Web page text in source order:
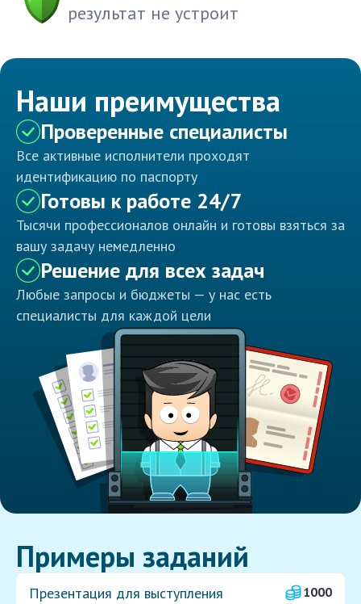
результат не устроит
Наши преимущества
Проверенные специалисты
Все активные исполнители проходят
идентификацию по паспорту
Готовы к работе 24/7
Тысячи профессионалов онлайн и готовы взяться за
вашу задачу немедленно
Решение для всех задач
Любые запросы и бюджеты — у нас есть
специалисты для каждой цели
Примеры заданий
Презентация для выступления
1000